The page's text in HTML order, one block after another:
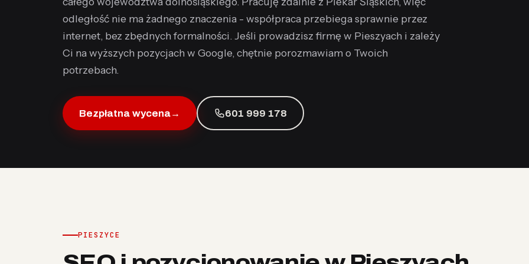
odległość nie ma żadnego znaczenia - współpraca przebiega sprawnie przez
internet, bez zbędnych formalności. Jeśli prowadzisz firmę w Pieszyach i zależy
Ci na wyższych pozycjach w Google, chętnie porozmawiam o Twoich
potrzebach.
Bezpłatna wycena→ 601 999 178
PIESZYCE